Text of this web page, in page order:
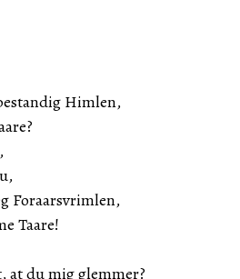
Himlen,
Foraarsvrimlen,
Taare!
at du mig glemmer?